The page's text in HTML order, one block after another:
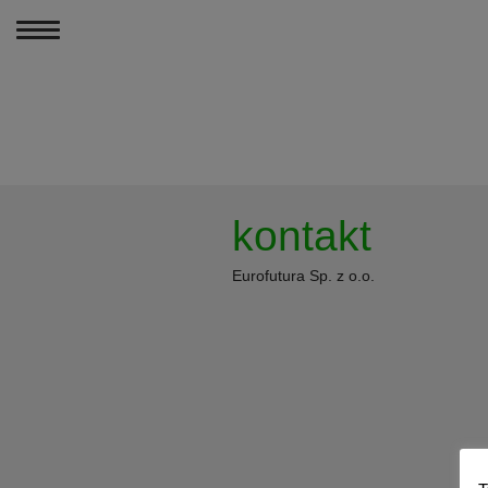
MENU
PORÓWNANIA
kontakt
Eurofutura Sp. z o.o.